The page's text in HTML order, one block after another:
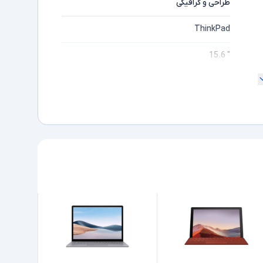
طراحی و گرافیکی
ThinkPad
" 15.6
16GB
256GB